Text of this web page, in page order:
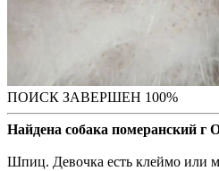
ПОИСК ЗАВЕРШЕН 100%
Найдена собака померанский г
Шпиц. Девочка есть клеймо или